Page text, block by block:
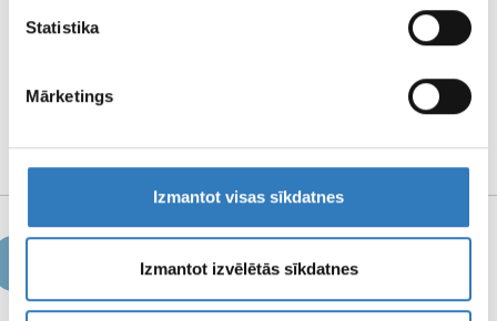
Statistika
Mārketings
Izmantot visas sīkdatnes
Izmantot izvēlētās sīkdatnes
NOTEIKUMI
REKVIZĪTI UN